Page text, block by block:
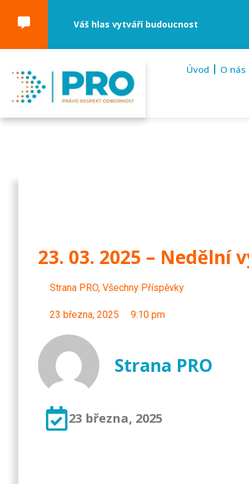
Váš hlas vytváří budoucnost
Úvod O nás
23. 03. 2025 – Nedělní
Strana PRO, Všechny Příspěvky
23 března, 2025 9:10 pm
Strana PRO
23 března, 2025